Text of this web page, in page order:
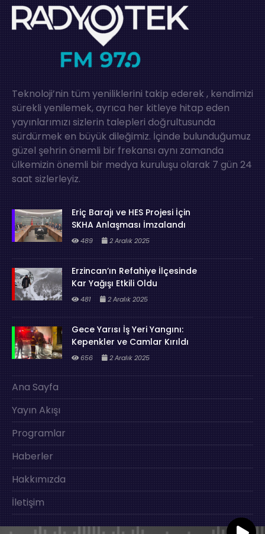
Teknoloji’nin tüm yeniliklerini takip ederek , kendimizi
sürekli yenilemek, ayrıca her kitleye hitap eden
yayınlarımızı sizlerin talepleri doğrultusunda
sürdürmek en büyük dileğimiz. İçinde bulunduğumuz
güzel şehrin önemli bir frekansı aynı zamanda
ülkemizin önemli bir medya kuruluşu olarak 7 gün 24
saat sizlerleyiz.
Eriç Barajı ve HES Projesi İçin
SKHA Anlaşması İmzalandı
489 2 Aralık 2025
Erzincan’ın Refahiye İlçesinde
Kar Yağışı Etkili Oldu
481 2 Aralık 2025
Gece Yarısı İş Yeri Yangını:
Kepenkler ve Camlar Kırıldı
656 2 Aralık 2025
Ana Sayfa
Yayın Akışı
Programlar
Haberler
Hakkımızda
İletişim